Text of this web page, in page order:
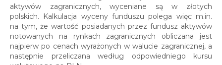
aktywów zagranicznych, wyceniane są w złotych
polskich. Kalkulacja wyceny funduszu polega więc m.in.
na tym, że wartość posiadanych przez fundusz aktywów
notowanych na rynkach zagranicznych obliczana jest
najpierw po cenach wyrażonych w walucie zagranicznej, a
następnie przeliczana według odpowiedniego kursu